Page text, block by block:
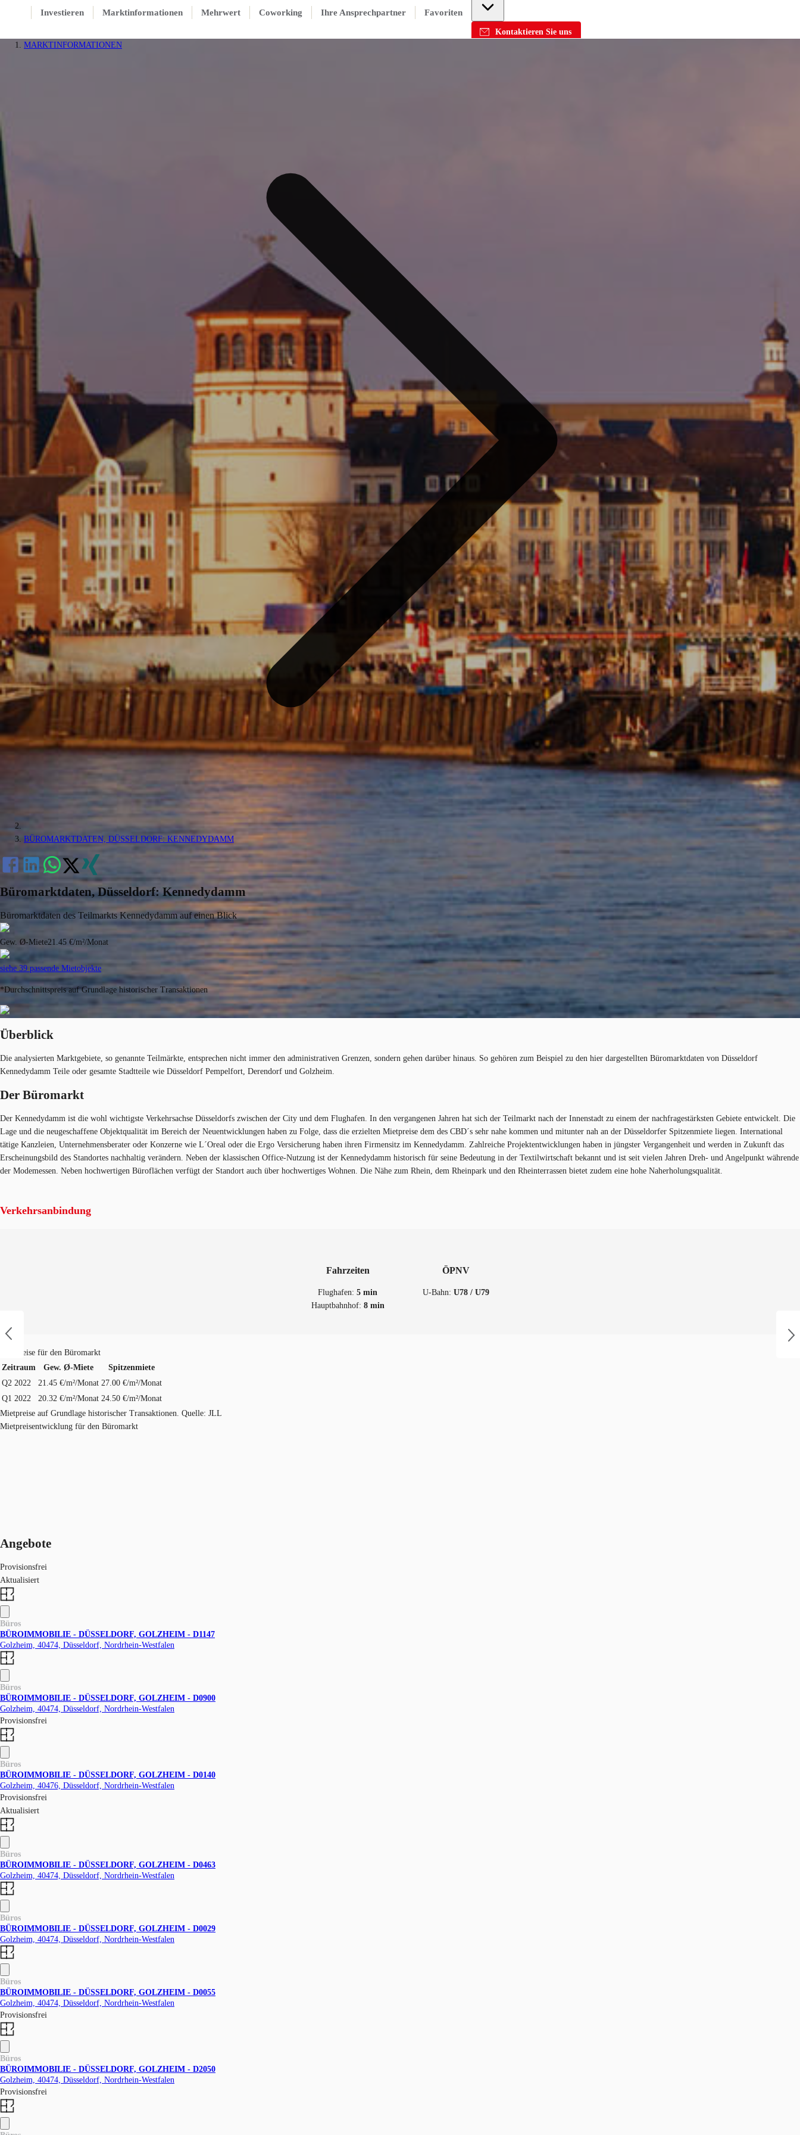
Investieren Marktinformationen Mehrwert Coworking Ihre Ansprechpartner Favoriten
Kontaktieren Sie uns
MARKTINFORMATIONEN
BÜROMARKTDATEN, DÜSSELDORF: KENNEDYDAMM
Büromarktdaten, Düsseldorf: Kennedydamm
Büromarktdaten des Teilmarkts Kennedydamm auf einen Blick
Gew. Ø-Miete21.45 €/m²/Monat
siehe 39 passende Mietobjekte
*Durchschnittspreis auf Grundlage historischer Transaktionen
Überblick
Die analysierten Marktgebiete, so genannte Teilmärkte, entsprechen nicht immer den administrativen Grenzen, sondern gehen darüber hinaus. So gehören zum Beispiel zu den hier dargestellten Büromarktdaten von Düsseldorf
Kennedydamm Teile oder gesamte Stadtteile wie Düsseldorf Pempelfort, Derendorf und Golzheim.
Der Büromarkt
Der Kennedydamm ist die wohl wichtigste Verkehrsachse Düsseldorfs zwischen der City und dem Flughafen. In den vergangenen Jahren hat sich der Teilmarkt nach der Innenstadt zu einem der nachfragestärksten Gebiete entwickelt. Die
Lage und die neugeschaffene Objektqualität im Bereich der Neuentwicklungen haben zu Folge, dass die erzielten Mietpreise dem des CBD´s sehr nahe kommen und mitunter nah an der Düsseldorfer Spitzenmiete liegen. International
tätige Kanzleien, Unternehmensberater oder Konzerne wie L´Oreal oder die Ergo Versicherung haben ihren Firmensitz im Kennedydamm. Zahlreiche Projektentwicklungen haben in jüngster Vergangenheit und werden in Zukunft das
Erscheinungsbild des Standortes nachhaltig verändern. Neben der klassischen Office-Nutzung ist der Kennedydamm historisch für seine Bedeutung in der Textilwirtschaft bekannt und ist seit vielen Jahren Dreh- und Angelpunkt währende
der Modemessen. Neben hochwertigen Büroflächen verfügt der Standort auch über hochwertiges Wohnen. Die Nähe zum Rhein, dem Rheinpark und den Rheinterrassen bietet zudem eine hohe Naherholungsqualität.
Verkehrsanbindung
Fahrzeiten
Flughafen: 5 min
Hauptbahnhof: 8 min
ÖPNV
U-Bahn: U78 / U79
Mietpreise für den Büromarkt
Zeitraum
Gew. Ø-Miete
Spitzenmiete
Q2 2022
21.45 €/m²/Monat 27.00 €/m²/Monat
Q1 2022
20.32 €/m²/Monat 24.50 €/m²/Monat
Mietpreise auf Grundlage historischer Transaktionen. Quelle: JLL
Mietpreisentwicklung für den Büromarkt
Angebote
Provisionsfrei
Aktualisiert
Büros
BÜROIMMOBILIE - DÜSSELDORF, GOLZHEIM - D1147
Golzheim, 40474, Düsseldorf, Nordrhein-Westfalen
Büros
BÜROIMMOBILIE - DÜSSELDORF, GOLZHEIM - D0900
Golzheim, 40474, Düsseldorf, Nordrhein-Westfalen
Provisionsfrei
Büros
BÜROIMMOBILIE - DÜSSELDORF, GOLZHEIM - D0140
Golzheim, 40476, Düsseldorf, Nordrhein-Westfalen
Provisionsfrei
Aktualisiert
Büros
BÜROIMMOBILIE - DÜSSELDORF, GOLZHEIM - D0463
Golzheim, 40474, Düsseldorf, Nordrhein-Westfalen
Büros
BÜROIMMOBILIE - DÜSSELDORF, GOLZHEIM - D0029
Golzheim, 40474, Düsseldorf, Nordrhein-Westfalen
Büros
BÜROIMMOBILIE - DÜSSELDORF, GOLZHEIM - D0055
Golzheim, 40474, Düsseldorf, Nordrhein-Westfalen
Provisionsfrei
Büros
BÜROIMMOBILIE - DÜSSELDORF, GOLZHEIM - D2050
Golzheim, 40474, Düsseldorf, Nordrhein-Westfalen
Provisionsfrei